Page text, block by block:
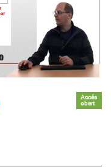
Accés
obert